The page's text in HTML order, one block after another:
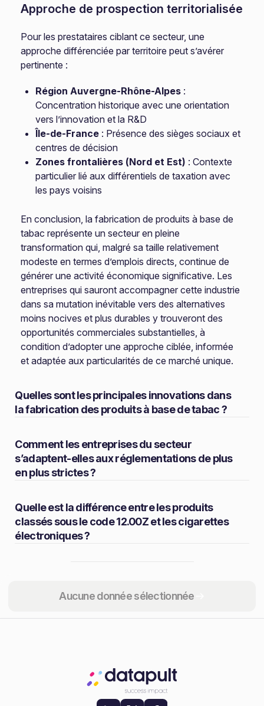
Aucune donnée sélectionnée
Approche de prospection territorialisée
Pour les prestataires ciblant ce secteur, une
approche différenciée par territoire peut s’avérer
pertinente :
Région Auvergne-Rhône-Alpes :
Concentration historique avec une orientation
vers l’innovation et la R&D
Île-de-France : Présence des sièges sociaux et
centres de décision
Zones frontalières (Nord et Est) : Contexte
particulier lié aux différentiels de taxation avec
les pays voisins
En conclusion, la fabrication de produits à base de
tabac représente un secteur en pleine
transformation qui, malgré sa taille relativement
modeste en termes d’emplois directs, continue de
générer une activité économique significative. Les
entreprises qui sauront accompagner cette industrie
dans sa mutation inévitable vers des alternatives
moins nocives et plus durables y trouveront des
opportunités commerciales substantielles, à
condition d’adopter une approche ciblée, informée
et adaptée aux particularités de ce marché unique.
Quelles sont les principales innovations dans
la fabrication des produits à base de tabac ?
Comment les entreprises du secteur
s’adaptent-elles aux réglementations de plus
en plus strictes ?
Quelle est la différence entre les produits
classés sous le code 12.00Z et les cigarettes
électroniques ?
Partager